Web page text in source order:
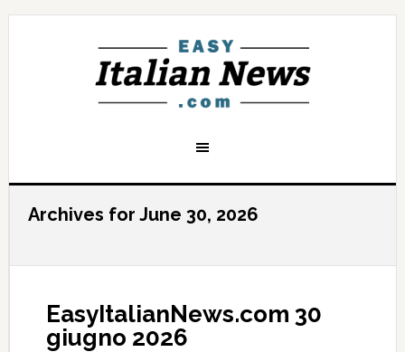
Archives for June 30, 2026
EasyItalianNews.com 30
giugno 2026